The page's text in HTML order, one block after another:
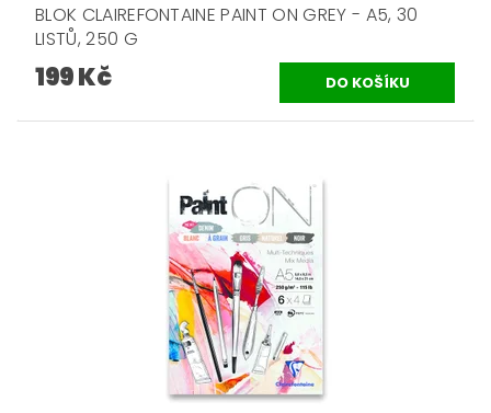
BLOK CLAIREFONTAINE PAINT ON GREY - A5, 30
LISTŮ, 250 G
199 Kč